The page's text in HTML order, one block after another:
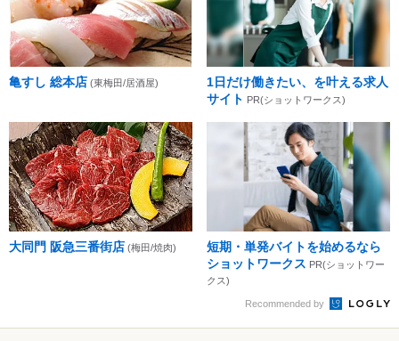
亀すし 総本店 (東梅田/居酒屋)
1日だけ働きたい、を叶える求人
サイト PR(ショットワークス)
大同門 阪急三番街店 (梅田/焼肉)
短期・単発バイトを始めるなら
ショットワークス PR(ショットワー
クス)
Recommended by